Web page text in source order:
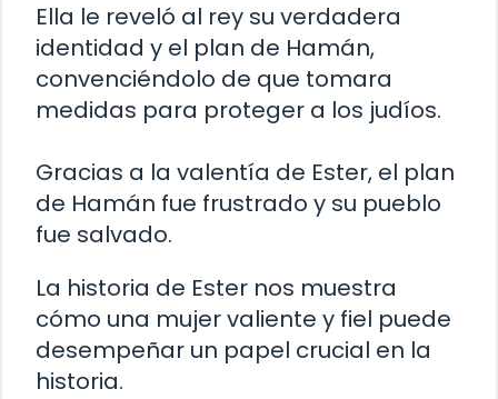
Ella le reveló al rey su verdadera
identidad y el plan de Hamán,
convenciéndolo de que tomara
medidas para proteger a los judíos.
Gracias a la valentía de Ester, el plan
de Hamán fue frustrado y su pueblo
fue salvado.
La historia de Ester nos muestra
cómo una mujer valiente y fiel puede
desempeñar un papel crucial en la
historia.